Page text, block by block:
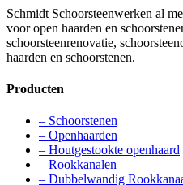
Schmidt Schoorsteenwerken al
voor open haarden en
schoorsteenrenovatie,
haarden en schoorstenen.
Producten
– Schoorstenen
– Openhaarden
– Houtgestookte openhaard
– Rookkanalen
– Dubbelwandig